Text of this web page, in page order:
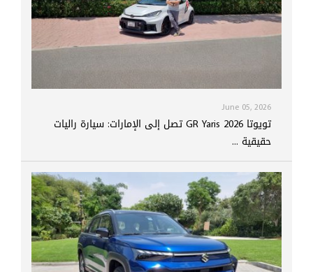
June 05, 2026
تويوتا GR Yaris 2026 تصل إلى الإمارات: سيارة راليات
حقيقية ...